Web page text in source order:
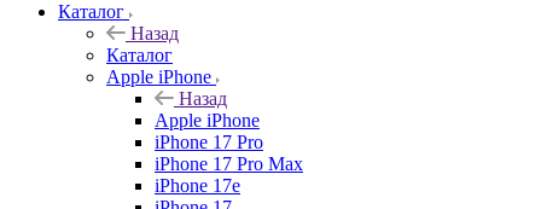
Каталог
Назад
Каталог
Apple iPhone
Назад
Apple iPhone
iPhone 17 Pro
iPhone 17 Pro Max
iPhone 17e